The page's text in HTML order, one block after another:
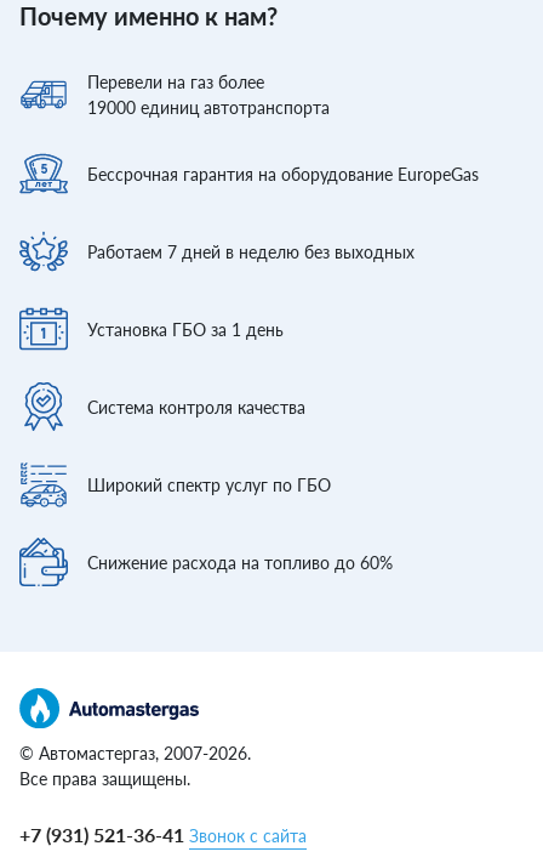
Почему именно к нам?
Перевели на газ более
19000 единиц автотранспорта
Бессрочная гарантия на оборудование EuropeGas
Работаем 7 дней в неделю без выходных
Установка ГБО за 1 день
Система контроля качества
Широкий спектр услуг по ГБО
Снижение расхода на топливо до 60%
© Автомастергаз, 2007-2026.
Все права защищены.
+7 (931) 521-36-41 Звонок с сайта